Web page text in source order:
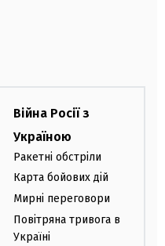
Війна Росії з
Україною
Ракетні обстріли
Карта бойових дій
Мирні переговори
Повітряна тривога в
Україні